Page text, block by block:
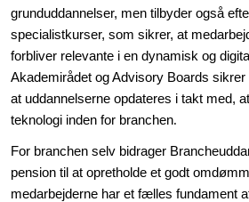
grunduddannelser, men tilbyder også
specialistkurser, som sikrer, at
forbliver relevante i en dynamisk og
Akademirådet og Advisory Boards
at uddannelserne opdateres i takt med,
teknologi inden for branchen.
For branchen selv bidrager
pension til at opretholde et godt
medarbejderne har et fælles fundament